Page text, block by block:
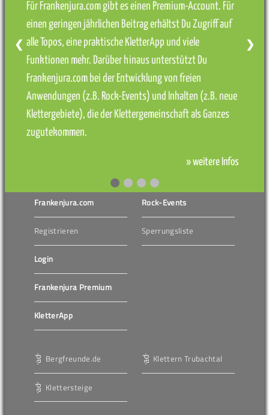
Für Frankenjura.com gibt es einen Premium-Account. Für
einen geringen jährlichen Beitrag erhältst Du Zugriff auf
alle Topos, eine praktische KletterApp und viele
Funktionen mehr. Darüber hinaus unterstützt Du
Frankenjura.com bei der Entwicklung von freien
Anwendungen (z.B. Rock-Events) und Inhalten (z.B. neue
Klettergebiete), die der Klettergemeinschaft als Ganzes
zugutekommen.
» weitere Infos
❮ ❯
Frankenjura.com
Registrieren
Login
Frankenjura Premium
KletterApp
Rock-Events
Sperrungsliste
Bergfreunde.de
Klettersteige
Klettern Trubachtal